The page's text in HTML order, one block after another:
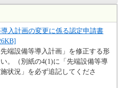
入計画の変更に係る認定申請書
端設備等導入計画」を修正する形
。（別紙の4(1)に「先端設備等導
状況」を必ず追記してくださ